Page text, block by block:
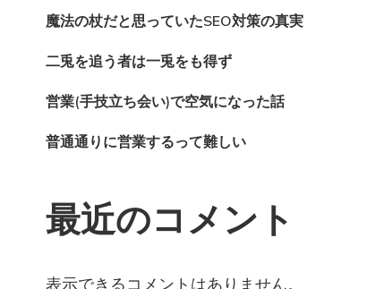
魔法の杖だと思っていたSEO対策の真実
二兎を追う者は一兎をも得ず
営業(手技立ち会い)で空気になった話
普通通りに営業するって難しい
最近のコメント
表示できるコメントはありません。